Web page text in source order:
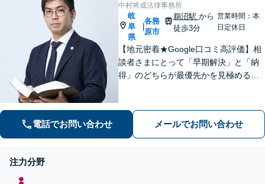
中村将成法律事務所
岐
阜
県
各務
原市
鵜沼駅 から
徒歩3分
営業時間：本
日定休日
【地元密着★Google口コミ高評価】相
談者さまにとって「早期解決」と「納
得」のどちらが最優先かを見極めるこ
まずはお気軽にご相談ください【休
日・夜間相談可】【駐車場あり】
電話でお問い合わせ メールでお問い合わせ
注力分野